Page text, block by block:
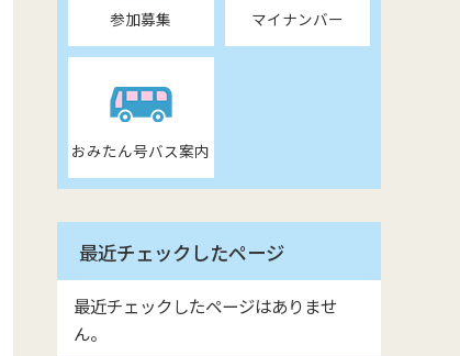
参加募集 マイナンバー
おみたん号バス案内
最近チェックしたページ
最近チェックしたページはありませ
ん。